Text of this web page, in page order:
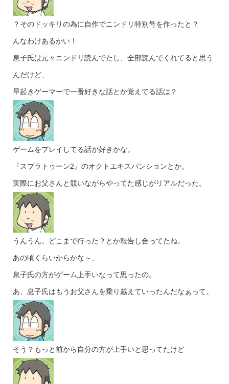
？そのドッキリの為に自作でニンドリ特別号を作ったと？
んなわけあるかい！
息子氏は元々ニンドリ読んでたし、全部読んでくれてると思う
んだけど、
早起きゲーマーで一番好きな話とか覚えてる話は？
ゲームをプレイしてる話が好きかな。
『スプラトゥーン2』のオクトエキスパンションとか。
実際にお父さんと競いながらやってた感じがリアルだった。
うんうん。どこまで行った？とか報告し合ってたね。
あの頃くらいからかな～、
息子氏の方がゲーム上手いなって思ったの。
あ、息子氏はもうお父さんを乗り越えていったんだなぁって。
そう？もっと前から自分の方が上手いと思ってたけど